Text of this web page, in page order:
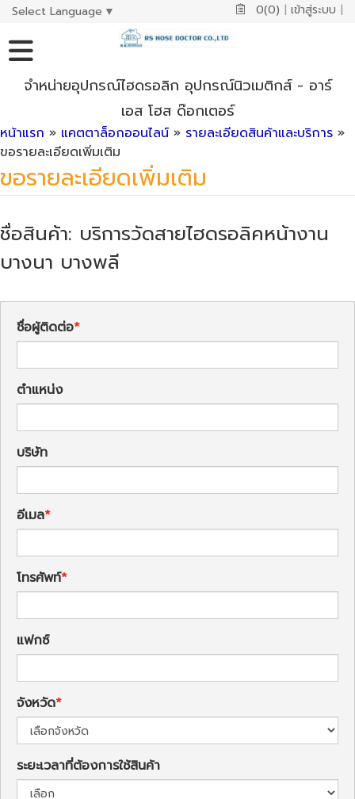
Select Language ▼ 0(0) | เข้าสู่ระบบ |
จำหน่ายอุปกรณ์ไฮดรอลิก อุปกรณ์นิวเมติกส์ - อาร์
เอส โฮส ด๊อกเตอร์
หน้าแรก » แคตตาล็อกออนไลน์ » รายละเอียดสินค้าและบริการ »
ขอรายละเอียดเพิ่มเติม
ขอรายละเอียดเพิ่มเติม
ชื่อสินค้า: บริการวัดสายไฮดรอลิคหน้างาน
บางนา บางพลี
ชื่อผู้ติดต่อ
ตำแหน่ง
บริษัท
อีเมล
โทรศัพท์
แฟกซ์
จังหวัด
ระยะเวลาที่ต้องการใช้สินค้า